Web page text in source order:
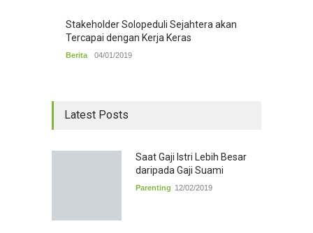
Stakeholder Solopeduli Sejahtera akan
Tercapai dengan Kerja Keras
Berita 04/01/2019
Latest Posts
Saat Gaji Istri Lebih Besar
daripada Gaji Suami
Parenting 12/02/2019